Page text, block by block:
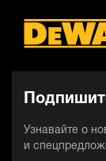
Узнавайте о
и